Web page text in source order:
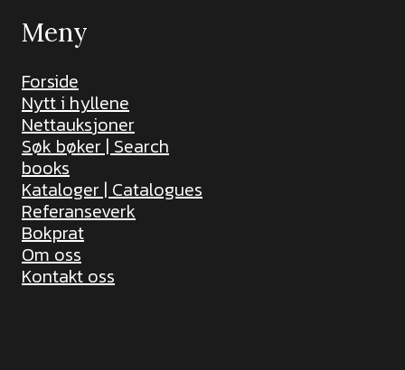
Meny
Forside
Nytt i hyllene
Nettauksjoner
Søk bøker | Search
books
Kataloger | Catalogues
Referanseverk
Bokprat
Om oss
Kontakt oss